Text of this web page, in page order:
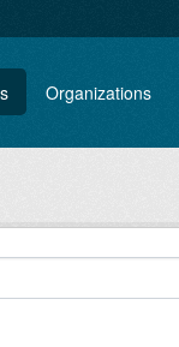
Organizations